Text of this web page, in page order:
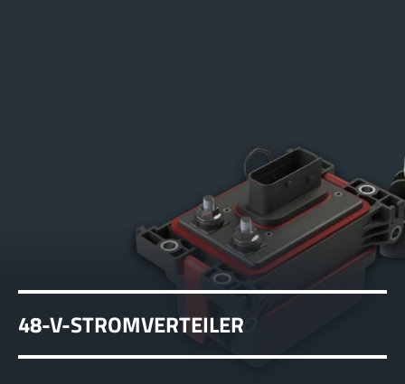
48-V-STROMVERTEILER